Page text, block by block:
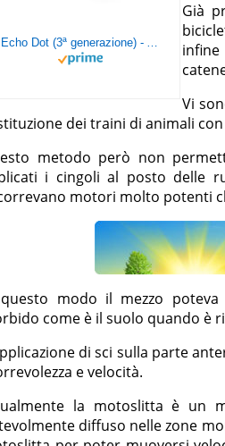
Echo Dot (3ª generazione) - Altoparlante intelligente con integrazione Alexa - Tessuto antracite
Già
Vi
dei traini di animali
metodo però non
i cingoli al posto delle
motori molto potenti
modo il mezzo
come è il suolo quando è
di sci sulla parte
e velocità.
la motoslitta è un
diffuso nelle zone